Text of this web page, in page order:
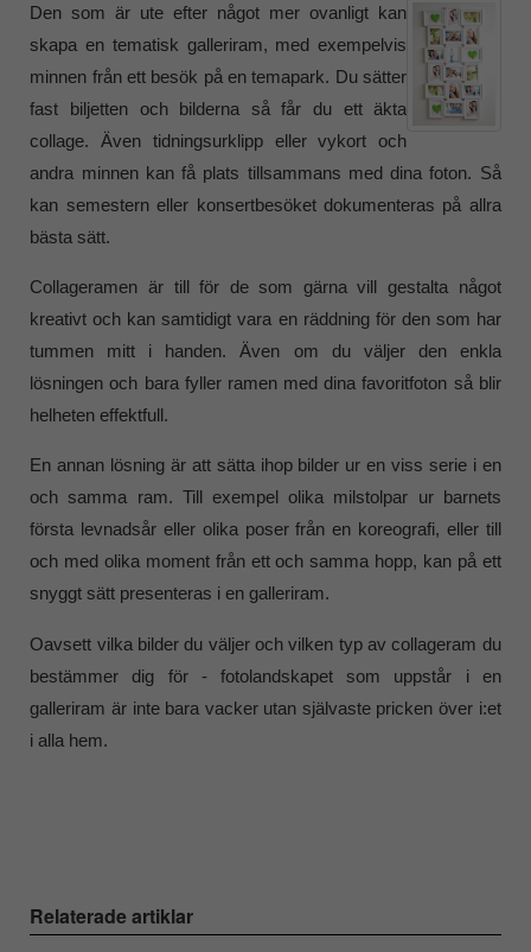
Den som är ute efter något mer ovanligt kan
skapa en tematisk galleriram, med exempelvis
minnen från ett besök på en temapark. Du sätter
fast biljetten och bilderna så får du ett äkta
collage. Även tidningsurklipp eller vykort och
andra minnen kan få plats tillsammans med dina foton. Så
kan semestern eller konsertbesöket dokumenteras på allra
bästa sätt.
Collageramen är till för de som gärna vill gestalta något
kreativt och kan samtidigt vara en räddning för den som har
tummen mitt i handen. Även om du väljer den enkla
lösningen och bara fyller ramen med dina favoritfoton så blir
helheten effektfull.
En annan lösning är att sätta ihop bilder ur en viss serie i en
och samma ram. Till exempel olika milstolpar ur barnets
första levnadsår eller olika poser från en koreografi, eller till
och med olika moment från ett och samma hopp, kan på ett
snyggt sätt presenteras i en galleriram.
Oavsett vilka bilder du väljer och vilken typ av collageram du
bestämmer dig för - fotolandskapet som uppstår i en
galleriram är inte bara vacker utan självaste pricken över i:et
i alla hem.
Relaterade artiklar